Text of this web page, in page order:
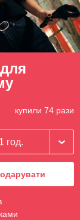
купили 74 рази
1 год.